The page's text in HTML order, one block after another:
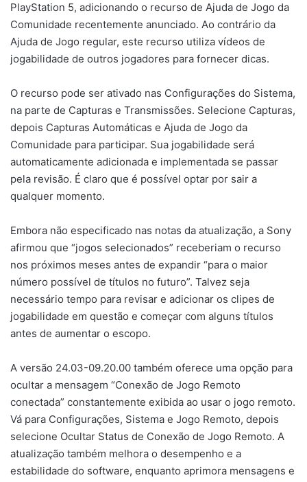
PlayStation 5, adicionando o recurso de Ajuda de Jogo da
Comunidade recentemente anunciado. Ao contrário da
Ajuda de Jogo regular, este recurso utiliza vídeos de
jogabilidade de outros jogadores para fornecer dicas.
O recurso pode ser ativado nas Configurações do Sistema,
na parte de Capturas e Transmissões. Selecione Capturas,
depois Capturas Automáticas e Ajuda de Jogo da
Comunidade para participar. Sua jogabilidade será
automaticamente adicionada e implementada se passar
pela revisão. É claro que é possível optar por sair a
qualquer momento.
Embora não especificado nas notas da atualização, a Sony
afirmou que “jogos selecionados” receberiam o recurso
nos próximos meses antes de expandir “para o maior
número possível de títulos no futuro”. Talvez seja
necessário tempo para revisar e adicionar os clipes de
jogabilidade em questão e começar com alguns títulos
antes de aumentar o escopo.
A versão 24.03-09.20.00 também oferece uma opção para
ocultar a mensagem “Conexão de Jogo Remoto
conectada” constantemente exibida ao usar o jogo remoto.
Vá para Configurações, Sistema e Jogo Remoto, depois
selecione Ocultar Status de Conexão de Jogo Remoto. A
atualização também melhora o desempenho e a
estabilidade do software, enquanto aprimora mensagens e